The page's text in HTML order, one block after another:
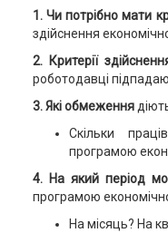
1. Чи потрібно мати
здійснення
2. Критерії
роботодавці
3. Які обмеження
Скільки
програмою
4. На який період
програмою
На місяць? На